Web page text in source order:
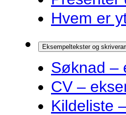
Hvem er
Eksempeltekster og
Søknad –
CV –
Kildeliste